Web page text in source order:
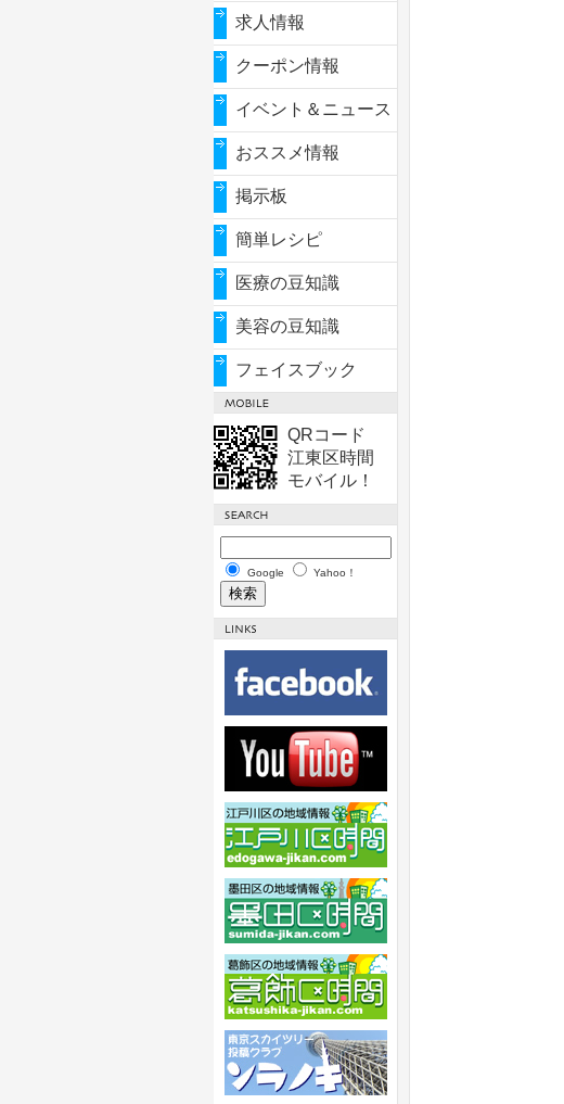
求人情報
クーポン情報
イベント＆ニュース
おススメ情報
掲示板
簡単レシピ
医療の豆知識
美容の豆知識
フェイスブック
QRコード
江東区時間
モバイル！
Google Yahoo！